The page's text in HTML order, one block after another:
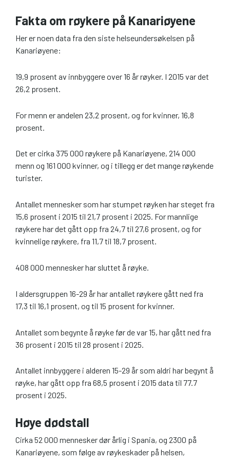
Fakta om røykere på Kanariøyene
Her er noen data fra den siste helseundersøkelsen på
Kanariøyene:
19,9 prosent av innbyggere over 16 år røyker. I 2015 var det
26,2 prosent.
For menn er andelen 23,2 prosent, og for kvinner, 16,8
prosent.
Det er cirka 375 000 røykere på Kanariøyene, 214 000
menn og 161 000 kvinner, og i tillegg er det mange røykende
turister.
Antallet mennesker som har stumpet røyken har steget fra
15,6 prosent i 2015 til 21,7 prosent i 2025. For mannlige
røykere har det gått opp fra 24,7 til 27,6 prosent, og for
kvinnelige røykere, fra 11,7 til 18,7 prosent.
408 000 mennesker har sluttet å røyke.
I aldersgruppen 16-29 år har antallet røykere gått ned fra
17,3 til 16,1 prosent, og til 15 prosent for kvinner.
Antallet som begynte å røyke før de var 15, har gått ned fra
36 prosent i 2015 til 28 prosent i 2025.
Antallet innbyggere i alderen 15-29 år som aldri har begynt å
røyke, har gått opp fra 68,5 prosent i 2015 data til 77.7
prosent i 2025.
Høye dødstall
Cirka 52 000 mennesker dør årlig i Spania, og 2300 på
Kanariøyene, som følge av røykeskader på helsen,